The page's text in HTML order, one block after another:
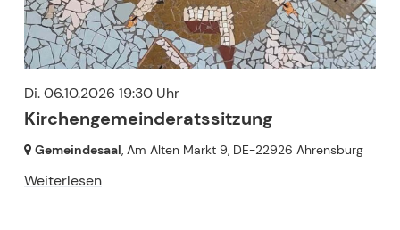
Di. 06.10.2026 19:30 Uhr
Kirchengemeinderatssitzung
Gemeindesaal , Am Alten Markt 9, DE-22926 Ahrensburg
Weiterlesen